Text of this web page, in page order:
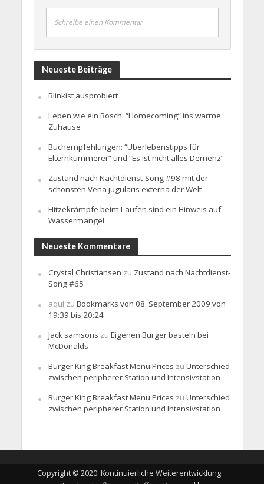
Schreibe einen Kommentar
Neueste Beiträge
Blinkist ausprobiert
Leben wie ein Bosch: “Homecoming” ins warme
Zuhause
Buchempfehlungen: “Überlebenstipps für
Elternkümmerer” und “Es ist nicht alles Demenz”
Zustand nach Nachtdienst-Song #98 mit der
schönsten Vena jugularis externa der Welt
Hitzekrämpfe beim Laufen sind ein Hinweis auf
Wassermangel
Neueste Kommentare
Crystal Christiansen zu Zustand nach Nachtdienst-
Song #65
aquízu Bookmarks von 08. September 2009 von
19:39 bis 20:24
Jack samsons zu Eigenen Burger basteln bei
McDonalds
Burger King Breakfast Menu Prices zu Unterschied
zwischen peripherer Station und Intensivstation
Burger King Breakfast Menu Prices zu Unterschied
zwischen peripherer Station und Intensivstation
Copyright © 2020. Kontinuierliche Weiterentwicklung